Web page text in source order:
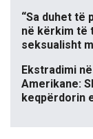
“Sa duhet të
në kërkim të
seksualisht
Ekstradimi
Amerikane:
keqpërdorin